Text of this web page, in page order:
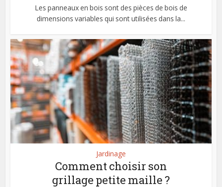
Les panneaux en bois sont des pièces de bois de
dimensions variables qui sont utilisées dans la...
Jardinage
Comment choisir son
grillage petite maille ?